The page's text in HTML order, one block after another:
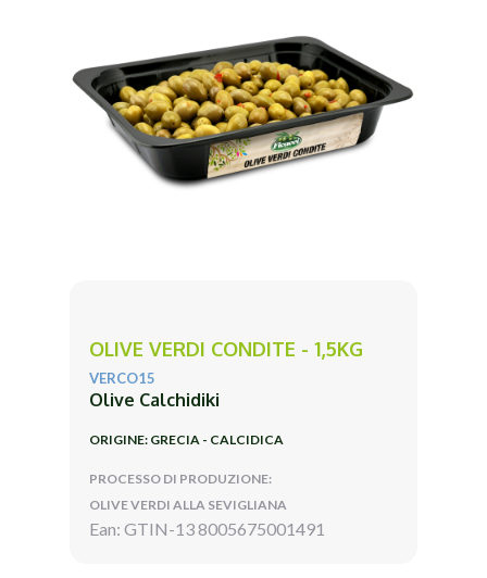
OLIVE VERDI CONDITE - 1,5KG
VERCO15
Olive Calchidiki
ORIGINE: GRECIA - CALCIDICA
PROCESSO DI PRODUZIONE:
OLIVE VERDI ALLA SEVIGLIANA
Ean: GTIN-13 8005675001491